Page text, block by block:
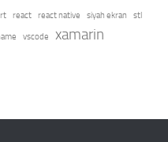
react react native siyah ekran stl
vscode xamarin